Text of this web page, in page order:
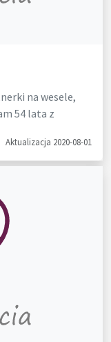
na wesele,
54 lata z
Aktualizacja 2020-08-01